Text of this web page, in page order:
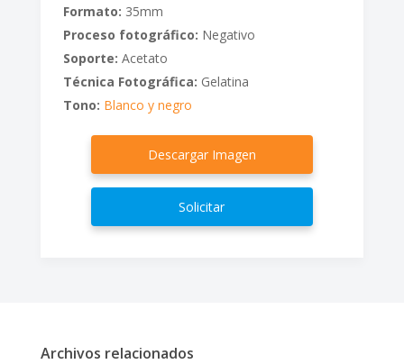
Formato: 35mm
Proceso fotográfico: Negativo
Soporte: Acetato
Técnica Fotográfica: Gelatina
Tono: Blanco y negro
Descargar Imagen
Solicitar
Archivos relacionados